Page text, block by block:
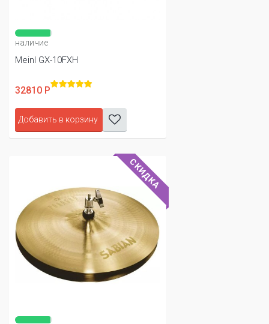
наличие
Meinl GX-10FXH
32810 Р
Добавить в корзину
СКИДКА